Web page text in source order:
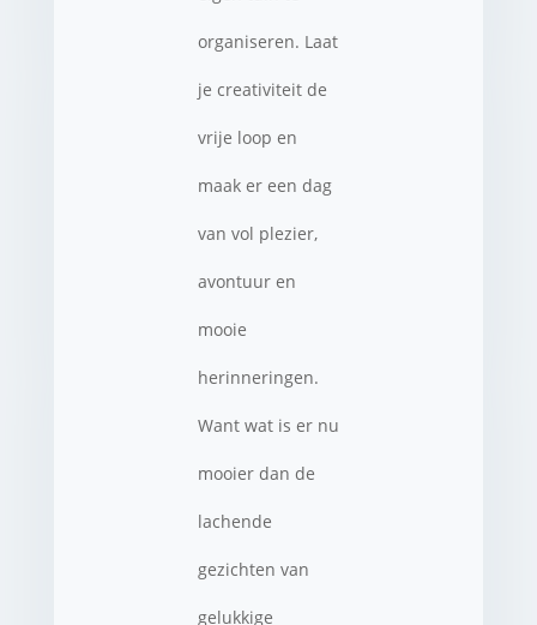
organiseren. Laat
je creativiteit de
vrije loop en
maak er een dag
van vol plezier,
avontuur en
mooie
herinneringen.
Want wat is er nu
mooier dan de
lachende
gezichten van
gelukkige